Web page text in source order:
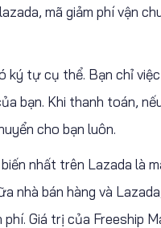
mã giảm phí vận
ký tự cụ thể. Bạn chỉ
bạn. Khi thanh toán,
cho bạn luôn.
nhất trên Lazada là
nhà bán hàng và
Giá trị của Freeship